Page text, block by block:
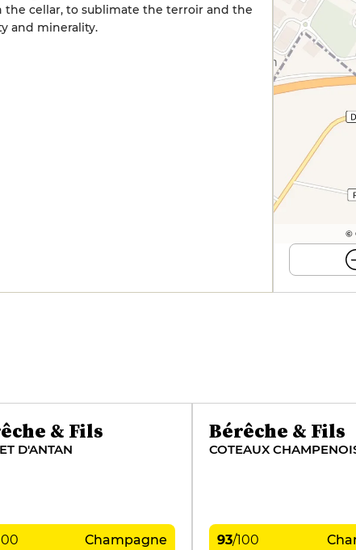
the cellar, to sublimate the terroir and the
and minerality.
©
& Fils
D'ANTAN
Champagne
Bérêche & Fils
COTEAUX
93/100